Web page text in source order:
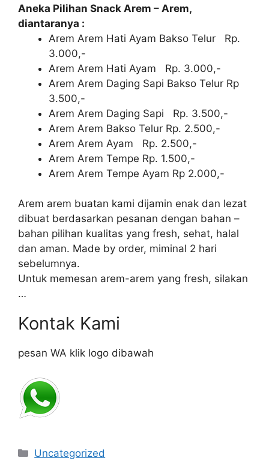
Aneka Pilihan Snack Arem – Arem,
diantaranya :
Arem Arem Hati Ayam Bakso Telur Rp.
3.000,-
Arem Arem Hati Ayam Rp. 3.000,-
Arem Arem Daging Sapi Bakso Telur Rp
3.500,-
Arem Arem Daging Sapi Rp. 3.500,-
Arem Arem Bakso Telur Rp. 2.500,-
Arem Arem Ayam Rp. 2.500,-
Arem Arem Tempe Rp. 1.500,-
Arem Arem Tempe Ayam Rp 2.000,-
Arem arem buatan kami dijamin enak dan lezat
dibuat berdasarkan pesanan dengan bahan –
bahan pilihan kualitas yang fresh, sehat, halal
dan aman. Made by order, miminal 2 hari
sebelumnya.
Untuk memesan arem-arem yang fresh, silakan
…
Kontak Kami
pesan WA klik logo dibawah
Categories
Uncategorized